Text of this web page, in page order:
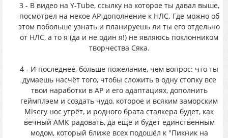
3 - В видео на Y-Tubе, ссылку на которое ты давал выше,
посмотрел на некое AP-дополнение к НЛС. Где можно об
этом побольше узнать и планируешь ли ты его отдельно
от НЛС, а то я (да и не один я!) не являюсь поклонником
творчества Сяка.
4 - И последнее, больше пожелание, чем вопрос: что ты
думаешь насчёт того, чтобы сложить в одну стопку все
твои наработки в AP и его адаптациях, дополнить
геймплэем и создать чудо, которое и всяким заморским
Misery нос утрёт, и родного брата сталкера будет, как
вечный АМК радовать, да ещё и будет единственным
модом, который ближе всех подошёл к "Пикник на